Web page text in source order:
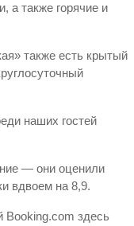
а также горячие и
также есть крытый
наших гостей
— они оценили
вдвоем на 8,9.
Booking.com здесь